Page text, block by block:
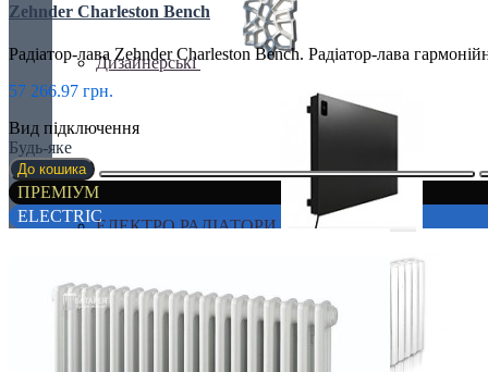
Дизайнерські
ЕЛЕКТРО РАДІАТОРИ
Zehnder Charleston Bench
Радіатор-лава Zehnder Charleston Bench. Радіатор-лава
57 266.97 грн.
Вид підключення
Будь-яке
До кошика
ПРЕМІУМ
ELECTRIC